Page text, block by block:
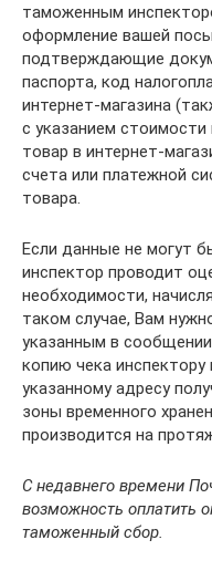
таможенным
оформление вашей
подтверждающие
паспорта, код
интернет-магазина
с указанием стоимости
товар в интернет-
счета или платежной
товара.
Если данные не могут
инспектор проводит
необходимости,
таком случае, Вам
указанным в
копию чека
указанному адресу
зоны временного
производится на
С недавнего времени
возможность оплатить
таможенный сбор.